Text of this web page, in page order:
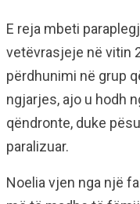
E reja mbeti
vetëvrasjeje në vitin
përdhunimi në grup
ngjarjes, ajo u hodh
qëndronte, duke
paralizuar.
Noelia vjen nga një